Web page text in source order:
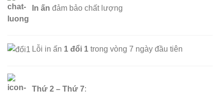
In ấn đảm bảo chất lượng
Lỗi in ấn 1 đổi 1 trong vòng 7 ngày đầu tiên
Thứ 2 – Thứ 7: